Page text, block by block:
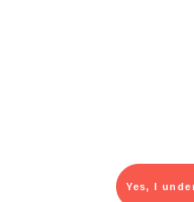
Kontor & lager
För dig som
Yes, I